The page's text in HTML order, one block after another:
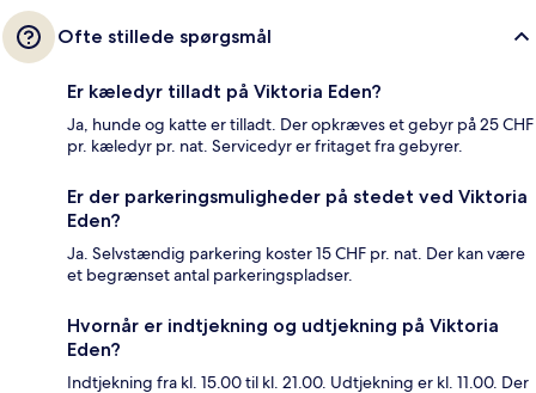
Ofte stillede spørgsmål
Er kæledyr tilladt på Viktoria Eden?
Ja, hunde og katte er tilladt. Der opkræves et gebyr på 25 CHF
pr. kæledyr pr. nat. Servicedyr er fritaget fra gebyrer.
Er der parkeringsmuligheder på stedet ved Viktoria
Eden?
Ja. Selvstændig parkering koster 15 CHF pr. nat. Der kan være
et begrænset antal parkeringspladser.
Hvornår er indtjekning og udtjekning på Viktoria
Eden?
Indtjekning fra kl. 15.00 til kl. 21.00. Udtjekning er kl. 11.00. Der